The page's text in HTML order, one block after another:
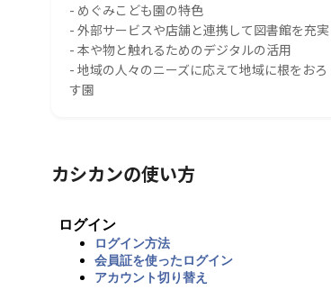
- めぐみこども園の特色
- 外部サービスや店舗と連携して図書館を充実
- 本や物と触れるためのデジタルの活用
- 地域の人々のニーズに応えて地域に根をおろ
す園
カシカンの使い方
ログイン
ログイン方法
会員証を使ったログイン
アカウント切り替え